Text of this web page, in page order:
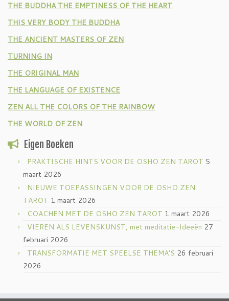
THE BUDDHA THE EMPTINESS OF THE HEART
THIS VERY BODY THE BUDDHA
THE ANCIENT MASTERS OF ZEN
TURNING IN
THE ORIGINAL MAN
THE LANGUAGE OF EXISTENCE
ZEN ALL THE COLORS OF THE RAINBOW
THE WORLD OF ZEN
Eigen Boeken
PRAKTISCHE HINTS VOOR DE OSHO ZEN TAROT 5
maart 2026
NIEUWE TOEPASSINGEN VOOR DE OSHO ZEN
TAROT 1 maart 2026
COACHEN MET DE OSHO ZEN TAROT 1 maart 2026
VIEREN ALS LEVENSKUNST, met meditatie-Ideeën 27
februari 2026
TRANSFORMATIE MET SPEELSE THEMA’S 26 februari
2026